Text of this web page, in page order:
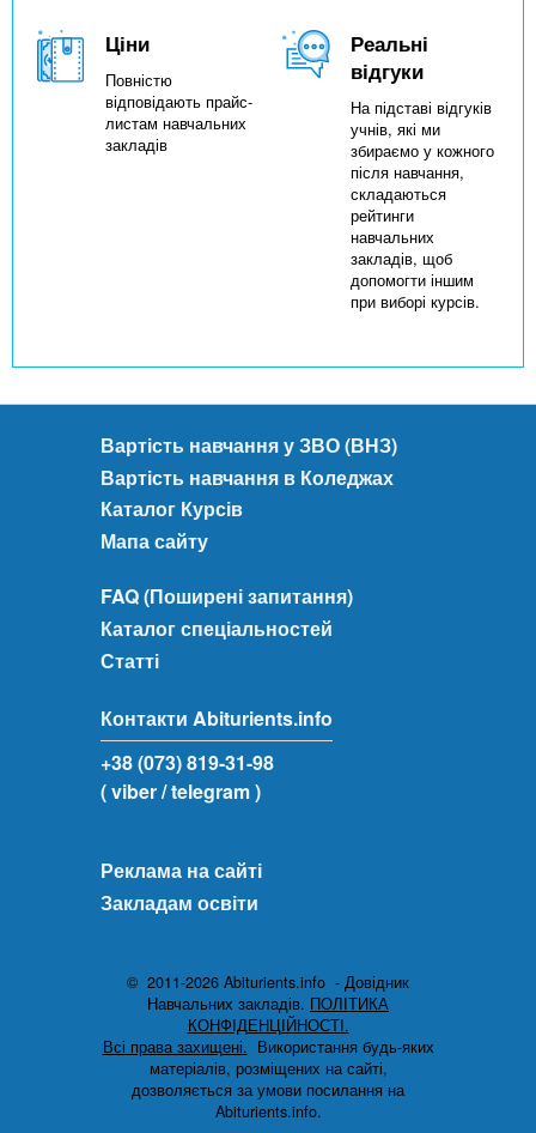
Ціни
Повністю
відповідають прайс-
листам навчальних
закладів
Реальні
відгуки
На підставі відгуків
учнів, які ми
збираємо у кожного
після навчання,
складаються
рейтинги
навчальних
закладів, щоб
допомогти іншим
при виборі курсів.
Вартість навчання у ЗВО (ВНЗ)
Вартість навчання в Коледжах
Каталог Курсів
Мапа сайту
FAQ (Поширені запитання)
Каталог спеціальностей
Статті
Контакти Abiturients.info
+38 (073) 819-31-98
( viber/ telegram )
Реклама на сайті
Закладам освіти
© 2011-2026 Abiturients.info - Довідник
Навчальних закладів. ПОЛІТИКА
КОНФІДЕНЦІЙНОСТІ.
Всі права захищені. Використання будь-яких
матеріалів, розміщених на сайті,
дозволяється за умови посилання на
Abiturients.info.